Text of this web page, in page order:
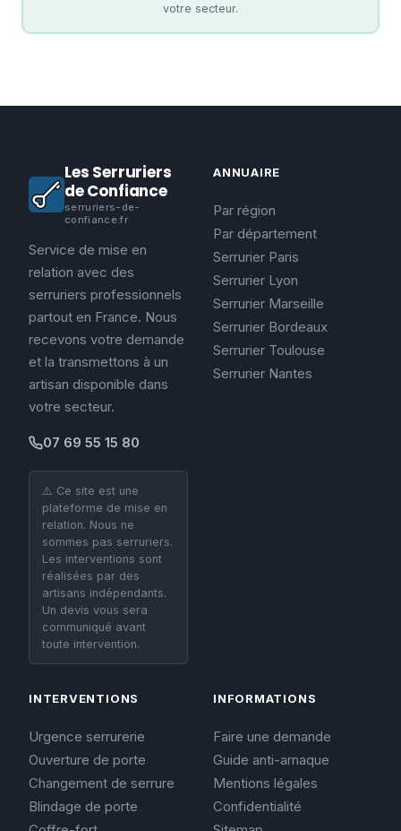
votre secteur.
Les Serruriers
de Confiance
serruriers-de-
confiance.fr
Service de mise en
relation avec des
serruriers professionnels
partout en France. Nous
recevons votre demande
et la transmettons à un
artisan disponible dans
votre secteur.
07 69 55 15 80
⚠️ Ce site est une
plateforme de mise en
relation. Nous ne
sommes pas serruriers.
Les interventions sont
réalisées par des
artisans indépendants.
Un devis vous sera
communiqué avant
toute intervention.
ANNUAIRE
Par région
Par département
Serrurier Paris
Serrurier Lyon
Serrurier Marseille
Serrurier Bordeaux
Serrurier Toulouse
Serrurier Nantes
INTERVENTIONS
Urgence serrurerie
Ouverture de porte
Changement de serrure
Blindage de porte
INFORMATIONS
Faire une demande
Guide anti-arnaque
Mentions légales
Confidentialité